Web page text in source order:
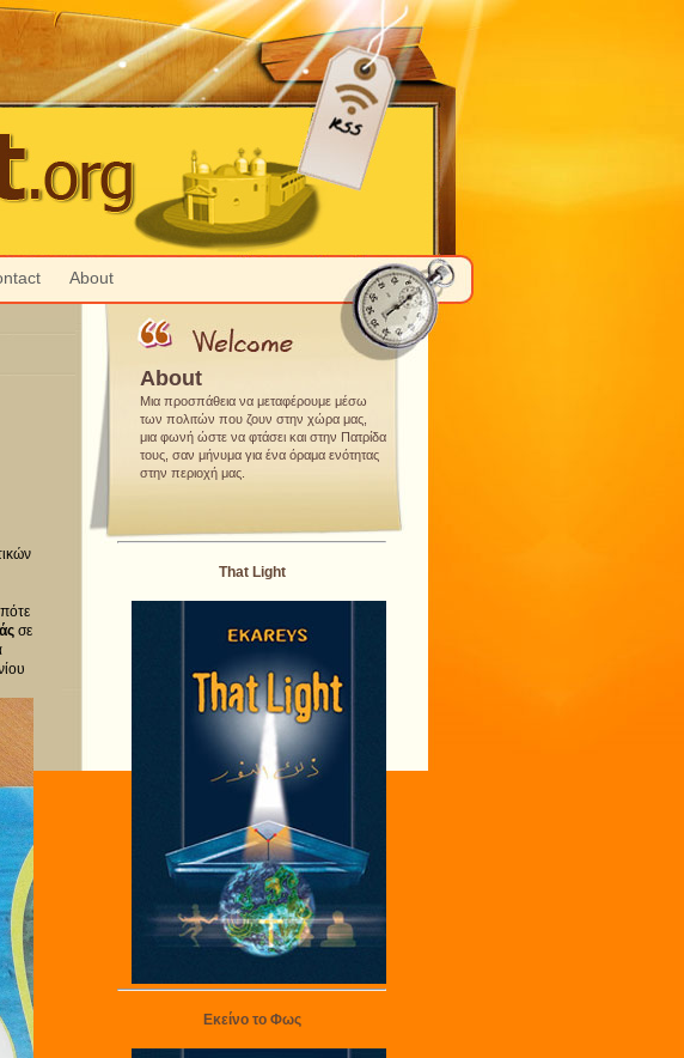
About
About
Μια προσπάθεια να μεταφέρουμε μέσω
των πολιτών που ζουν στην χώρα μας,
μια φωνή ώστε να φτάσει και στην Πατρίδα
τους, σαν μήνυμα για ένα όραμα ενότητας
στην περιοχή μας.
That Light
Εκείνο το Φως
σε